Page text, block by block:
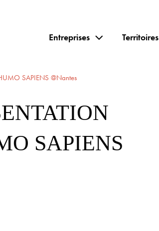
Entreprises Territoires
SAPIENS @Nantes
SAPIENS